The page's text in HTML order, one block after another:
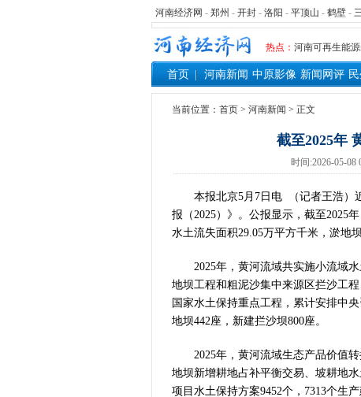
河南经济网 - 郑州 - 开封 - 洛阳 - 平顶山 - 鹤壁 -
热点：
习近平出席国
工业遗存上“长
河南可再生能
三个“没想到”
336件（组）意
河南省政协十
郑州、济南、
2026年“文明实
“七一勋章”获
“建设社会主义
算力，正在重
河南省二十条
河南省主汛期
“从根本上改变
“几分钱”传言
河南省党政代
首页 河南新闻 中原影像 新闻网评
当前位置： 首页 > 河南新闻 > 正文
截至2025年
时间:2026-05-08
本报北京5月7日电 （记者王浩）近
报（2025）》。公报显示，截至2025
水土流失面积29.05万平方千米，淤地
2025年，黄河流域共实施小流域水
地坝工程和粗泥沙集中来源区拦沙工
国家水土保持重点工程，累计安排中
地坝442座，新建拦沙坝800座。
2025年，黄河流域生态产品价值转
地坝新增耕地占补平衡交易、坡耕地
项目水土保持方案9452个，7313个生